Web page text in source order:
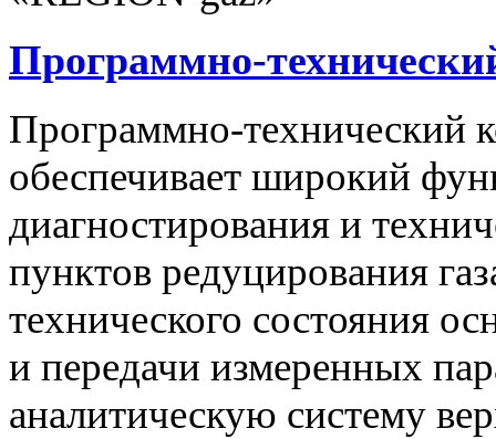
Программно-
Программно-технический
обеспечивает широкий
диагностирования и
пунктов редуцирования
технического состояния
и передачи измеренных
аналитическую систему